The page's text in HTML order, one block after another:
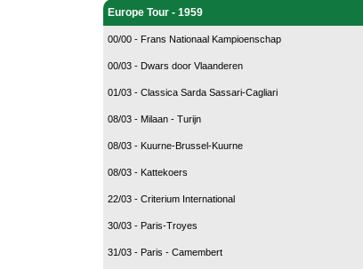
Europe Tour - 1959
00/00 - Frans Nationaal Kampioenschap
00/03 - Dwars door Vlaanderen
01/03 - Classica Sarda Sassari-Cagliari
08/03 - Milaan - Turijn
08/03 - Kuurne-Brussel-Kuurne
08/03 - Kattekoers
22/03 - Criterium International
30/03 - Paris-Troyes
31/03 - Paris - Camembert